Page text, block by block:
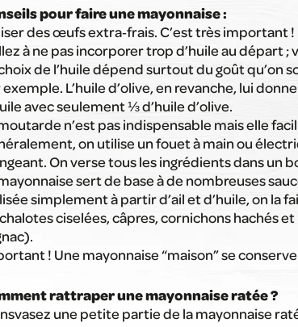
pour faire une mayonnaise :
des œufs extra‑frais. C’est très important !
à ne pas incorporer trop d’huile au départ
de l’huile dépend surtout du goût qu’on
exemple. L’huile d’olive, en revanche, lui
avec seulement ⅓ d’huile d’olive.
n’est pas indispensable mais elle
on utilise un fouet à main ou
On verse tous les ingrédients dans un
sert de base à de nombreuses
simplement à partir d’ail et d’huile, on la
ciselées, câpres, cornichons hachés
! Une mayonnaise “maison” se
rattraper une mayonnaise ratée ?
une petite partie de la mayonnaise